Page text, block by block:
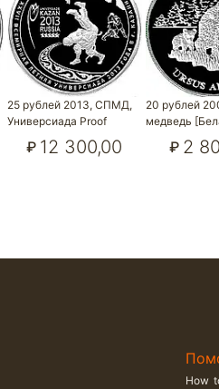
25 рублей 2013, СПМД,
Универсиада Proof
₽ 12 300,00
20 рублей
медведь
₽ 2
How